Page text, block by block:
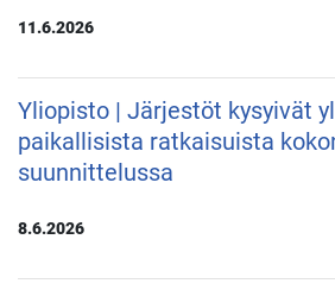
11.6.2026
Yliopisto | Järjestöt kysyivät
paikallisista ratkaisuista
suunnittelussa
8.6.2026